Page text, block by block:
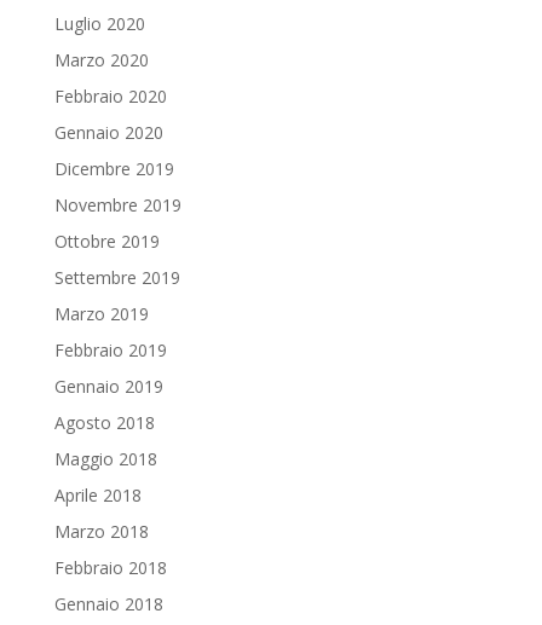
Luglio 2020
Marzo 2020
Febbraio 2020
Gennaio 2020
Dicembre 2019
Novembre 2019
Ottobre 2019
Settembre 2019
Marzo 2019
Febbraio 2019
Gennaio 2019
Agosto 2018
Maggio 2018
Aprile 2018
Marzo 2018
Febbraio 2018
Gennaio 2018